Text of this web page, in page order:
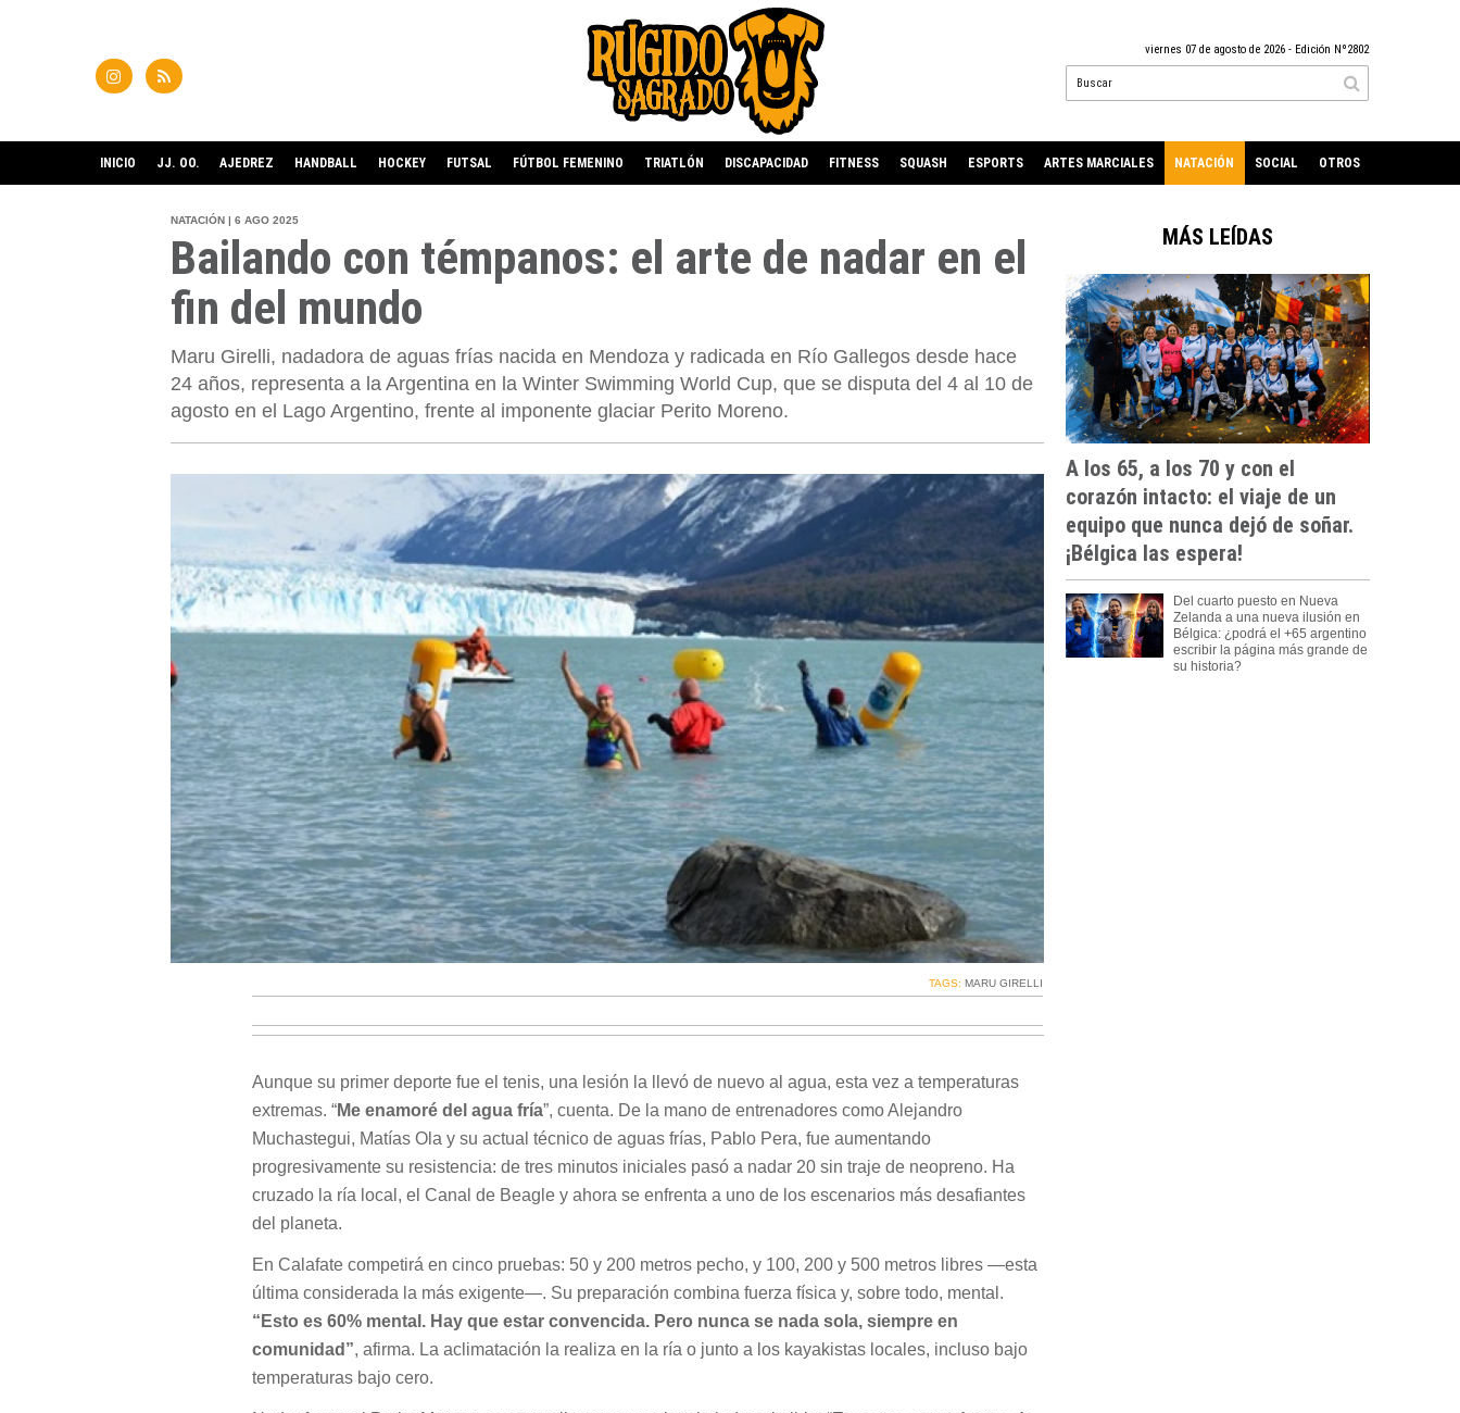
viernes 07 de agosto de 2026 - Edición Nº2802
INICIO JJ. OO. AJEDREZ HANDBALL HOCKEY FUTSAL FÚTBOL FEMENINO TRIATLÓN DISCAPACIDAD FITNESS SQUASH ESPORTS ARTES MARCIALES NATACIÓN SOCIAL OTROS
NATACIÓN | 6 AGO 2025
Bailando con témpanos: el arte de nadar en el
fin del mundo
Maru Girelli, nadadora de aguas frías nacida en Mendoza y radicada en Río Gallegos desde hace
24 años, representa a la Argentina en la Winter Swimming World Cup, que se disputa del 4 al 10 de
agosto en el Lago Argentino, frente al imponente glaciar Perito Moreno.
TAGS:MARU GIRELLI
Aunque su primer deporte fue el tenis, una lesión la llevó de nuevo al agua, esta vez a temperaturas
extremas. “Me enamoré del agua fría”, cuenta. De la mano de entrenadores como Alejandro
Muchastegui, Matías Ola y su actual técnico de aguas frías, Pablo Pera, fue aumentando
progresivamente su resistencia: de tres minutos iniciales pasó a nadar 20 sin traje de neopreno. Ha
cruzado la ría local, el Canal de Beagle y ahora se enfrenta a uno de los escenarios más desafiantes
del planeta.
En Calafate competirá en cinco pruebas: 50 y 200 metros pecho, y 100, 200 y 500 metros libres —esta
última considerada la más exigente—. Su preparación combina fuerza física y, sobre todo, mental.
“Esto es 60% mental. Hay que estar convencida. Pero nunca se nada sola, siempre en
comunidad”, afirma. La aclimatación la realiza en la ría o junto a los kayakistas locales, incluso bajo
temperaturas bajo cero.
MÁS LEÍDAS
A los 65, a los 70 y con el
corazón intacto: el viaje de un
equipo que nunca dejó de soñar.
¡Bélgica las espera!
Del cuarto puesto en Nueva
Zelanda a una nueva ilusión en
Bélgica: ¿podrá el +65 argentino
escribir la página más grande de
su historia?